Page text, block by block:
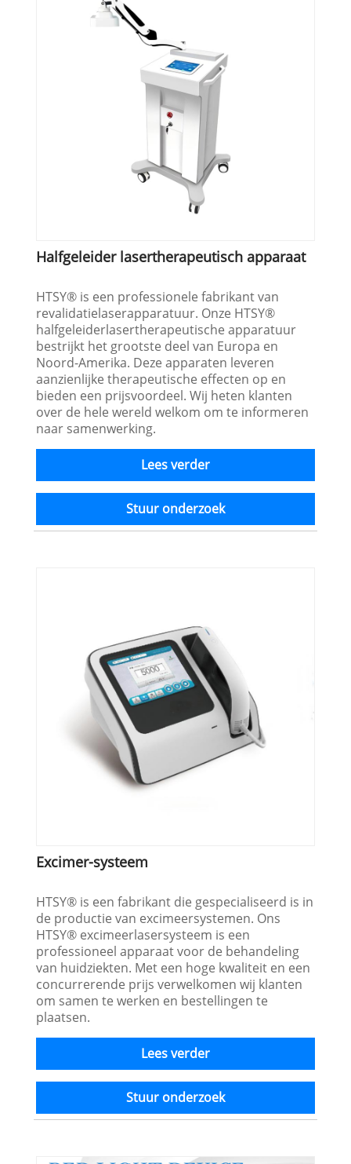
Halfgeleider lasertherapeutisch apparaat
HTSY® is een professionele fabrikant van
revalidatielaserapparatuur. Onze HTSY®
halfgeleiderlasertherapeutische apparatuur
bestrijkt het grootste deel van Europa en
Noord-Amerika. Deze apparaten leveren
aanzienlijke therapeutische effecten op en
bieden een prijsvoordeel. Wij heten klanten
over de hele wereld welkom om te informeren
naar samenwerking.
Lees verder
Stuur onderzoek
Excimer-systeem
HTSY® is een fabrikant die gespecialiseerd is in
de productie van excimeersystemen. Ons
HTSY® excimeerlasersysteem is een
professioneel apparaat voor de behandeling
van huidziekten. Met een hoge kwaliteit en een
concurrerende prijs verwelkomen wij klanten
om samen te werken en bestellingen te
plaatsen.
Lees verder
Stuur onderzoek